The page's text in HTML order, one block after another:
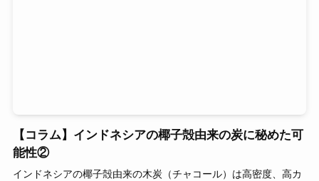
【コラム】インドネシアの椰子殻由来の炭に秘めた可
能性②
インドネシアの椰子殻由来の木炭（チャコール）は高密度、高カ